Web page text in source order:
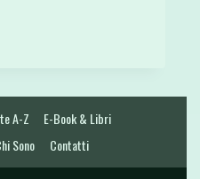
A-Z
E-Book & Libri
Sono Contatti